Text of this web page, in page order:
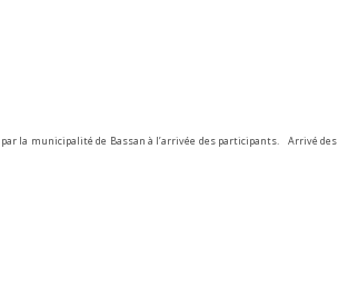
la municipalité de Bassan à l’arrivée des participants. Arrivé des